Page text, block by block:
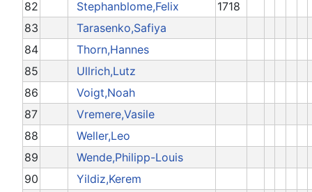
82 Stephanblome,Felix
1718
83
Tarasenko,Safiya
84
Thorn,Hannes
85
Ullrich,Lutz
86
Voigt,Noah
87
Vremere,Vasile
88
Weller,Leo
89
Wende,Philipp-Louis
90
Yildiz,Kerem